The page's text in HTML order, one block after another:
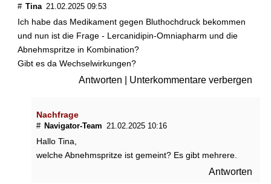
# Tina 21.02.2025 09:53
Ich habe das Medikament gegen Bluthochdruck bekommen
und nun ist die Frage - Lercanidipin-Omniapharm und die
Abnehmspritze in Kombination?
Gibt es da Wechselwirkungen?
Antworten Unterkommentare verbergen
Nachfrage
# Navigator-Team 21.02.2025 10:16
Hallo Tina,
welche Abnehmspritze ist gemeint? Es gibt mehrere.
Antworten